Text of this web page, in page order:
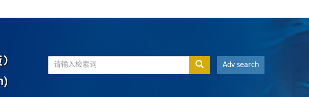
Adv search